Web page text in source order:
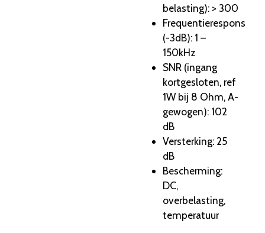
belasting): > 300
Frequentierespons
(-3dB): 1 –
150kHz
SNR (ingang
kortgesloten, ref
1W bij 8 Ohm, A-
gewogen): 102
dB
Versterking: 25
dB
Bescherming:
DC,
overbelasting,
temperatuur